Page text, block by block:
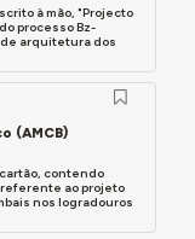
à mão, "Projecto
processo Bz-
arquitetura dos
(AMCB)
contendo
ao projeto
nos logradouros